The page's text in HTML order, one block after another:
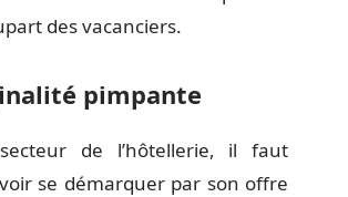
des vacanciers.
pimpante
de l’hôtellerie, il faut
se démarquer par son offre